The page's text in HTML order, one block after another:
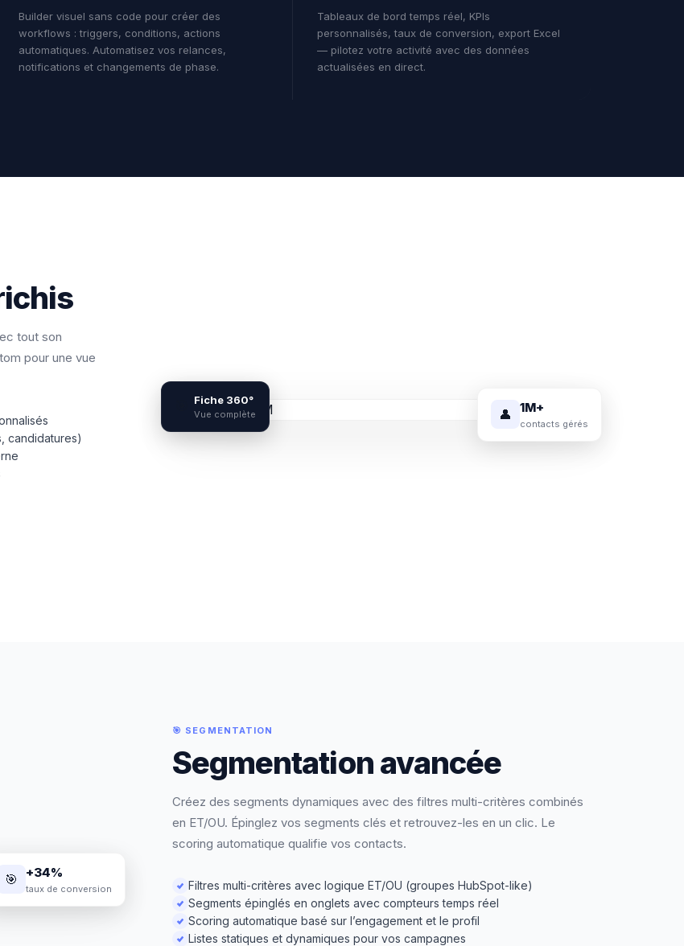
Builder visuel sans code pour créer des
workflows : triggers, conditions, actions
automatiques. Automatisez vos relances,
notifications et changements de phase.
Tableaux de bord temps réel, KPIs
personnalisés, taux de conversion, export Excel
— pilotez votre activité avec des données
actualisées en direct.
tout son
pour une vue
candidatures)
👤 1M+
contacts gérés
Fiche 360°
Vue complète
🎯 +34%
taux de conversion
🎯 SEGMENTATION
Segmentation avancée
Créez des segments dynamiques avec des filtres multi-critères combinés
en ET/OU. Épinglez vos segments clés et retrouvez-les en un clic. Le
scoring automatique qualifie vos contacts.
Filtres multi-critères avec logique ET/OU (groupes HubSpot-like)
Segments épinglés en onglets avec compteurs temps réel
Scoring automatique basé sur l’engagement et le profil
Listes statiques et dynamiques pour vos campagnes